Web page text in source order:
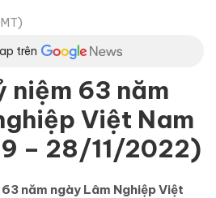
trên
niệm 63 năm
Việt Nam
– 28/11/2022)
63 năm ngày Lâm Nghiệp Việt